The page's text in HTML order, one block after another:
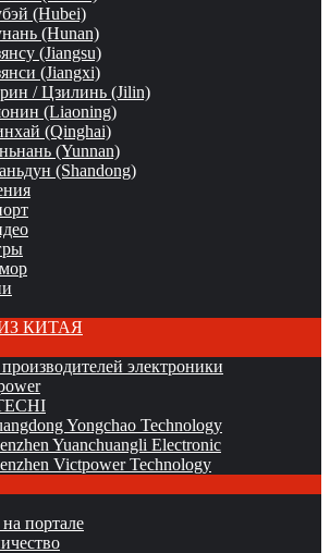
(Hubei)
(Hunan)
(Jiangsu)
(Jiangxi)
/ Цзилинь (Jilin)
(Liaoning)
(Qinghai)
(Yunnan)
(Shandong)
КИТАЯ
электроники
Yongchao Technology
Yuanchuangli Electronic
Victpower Technology
портале